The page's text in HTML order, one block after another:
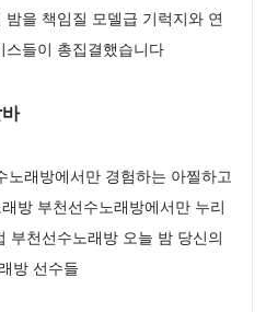
을 책임질 모델급 기럭지와 연
들이 총집결했습니다
노래방에서만 경험하는 아찔하고
방 부천선수노래방에서만 누리
부천선수노래방 오늘 밤 당신의
방 선수들